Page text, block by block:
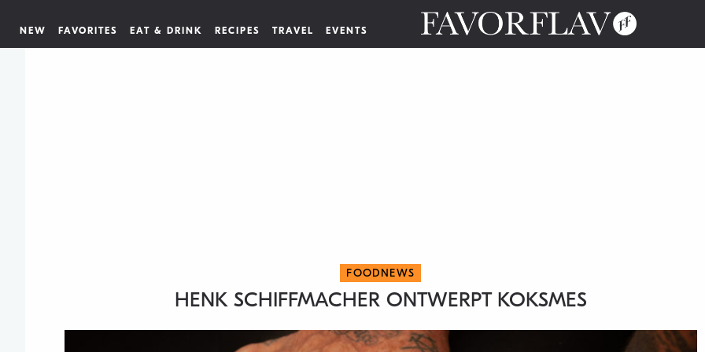
NEW FAVORITES EAT & DRINK RECIPES TRAVEL EVENTS
FOODNEWS
HENK SCHIFFMACHER ONTWERPT KOKSMES